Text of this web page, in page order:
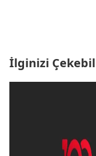
İlginizi